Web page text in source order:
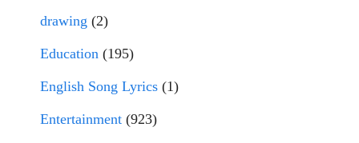
drawing (2)
Education (195)
English Song Lyrics (1)
Entertainment (923)